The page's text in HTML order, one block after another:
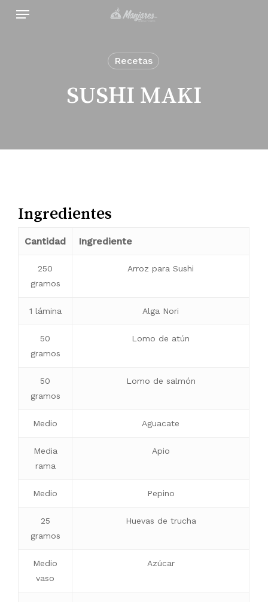
Menu
Recetas
SUSHI MAKI
Ingredientes
Cantidad Ingrediente
250
gramos
Arroz para Sushi
1 lámina Alga Nori
50
gramos
Lomo de atún
50
gramos
Lomo de salmón
Medio Aguacate
Media
rama
Apio
Medio Pepino
25
gramos
Huevas de trucha
Medio
vaso
Azúcar